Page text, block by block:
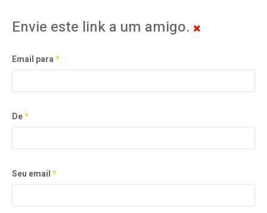
Envie este link a um amigo.
Email para*
De*
Seu email*